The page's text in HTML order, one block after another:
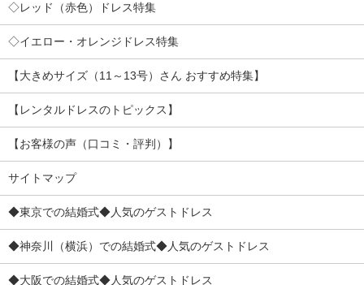
◇レッド（赤色）ドレス特集
◇イエロー・オレンジドレス特集
【大きめサイズ（11～13号）さん おすすめ特集】
【レンタルドレスのトピックス】
【お客様の声（口コミ・評判）】
サイトマップ
◆東京での結婚式◆人気のゲストドレス
◆神奈川（横浜）での結婚式◆人気のゲストドレス
◆大阪での結婚式◆人気のゲストドレス